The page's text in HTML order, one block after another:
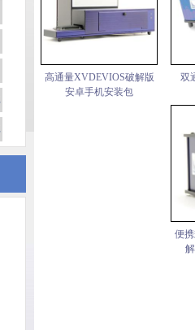
高通量XVDEVIOS破解版
安卓手机安装包
双
便